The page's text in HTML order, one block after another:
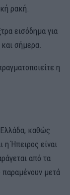
ρακή.
εισόδημα για
σήμερα.
η
καθώς
Ήπειρος είναι
από τα
παραμένουν μετά